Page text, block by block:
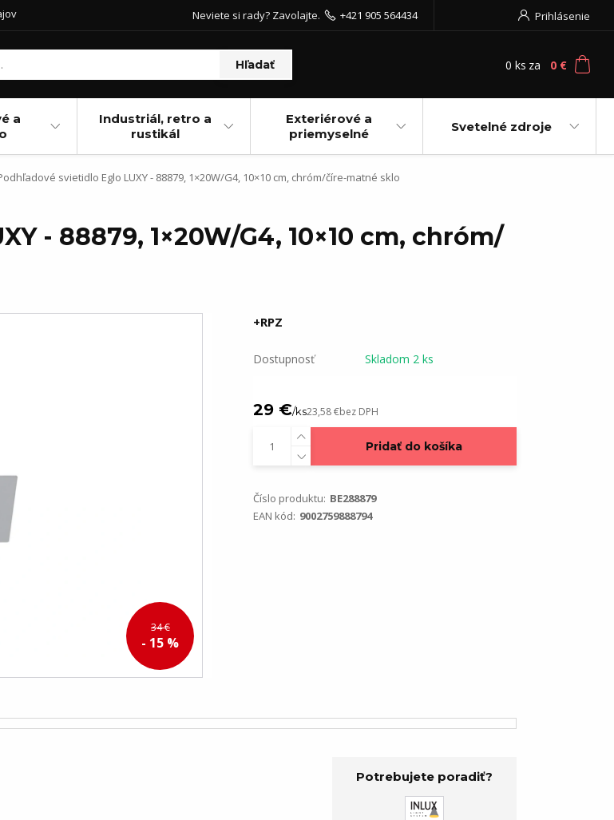
Prihlásenie
Hľadať
Neviete si rady? Zavolajte. +421 905 564434
0 ks za 0 €
a
Industriál, retro a
rustikál
Exteriérové a
priemyselné
Svetelné zdroje
svietidlo Eglo LUXY - 88879, 1×20W/G4, 10×10 cm, chróm/číre-matné sklo
- 88879, 1×20W/G4, 10×10 cm, chróm/
34 €
- 15 %
+RPZ
Dostupnosť Skladom 2 ks
29 €/ks23,58 €bez DPH
Pridať do košíka
Číslo produktu: BE288879
EAN kód: 9002759888794
Potrebujete poradiť?